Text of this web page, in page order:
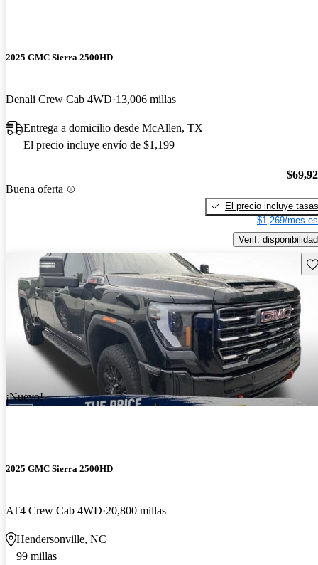
2025 GMC Sierra 2500HD
Denali Crew Cab 4WD 13,006 millas
Entrega a domicilio desde McAllen, TX
El precio incluye envío de $1,199
Buena oferta
El precio incluye tasas
$1,269/mes
Verif. disponibilidad
¡Nuevo!
2025 GMC Sierra 2500HD
AT4 Crew Cab 4WD 20,800 millas
Hendersonville, NC
99 millas